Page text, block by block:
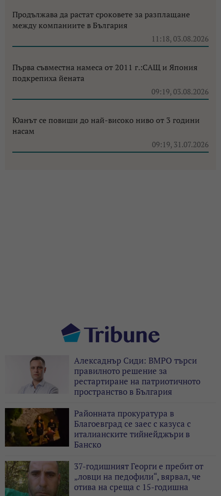
Продължава да растат сроковете за разплащане
между компаниите в България
11:18, 03.08.2026
Първа съвместна намеса от 2011 г.:САЩ и Япония
подкрепиха йената
09:19, 03.08.2026
Юанът се повиши до най-високо ниво от 3 години
насам
09:19, 31.07.2026
Алексаднър Сиди: ВМРО търси
правилното решение за
рестартиране на патриотичното
пространство в България
Районната прокуратура в
Благоевград се заес с казуса с
италианските тийнейджъри в
Банско
37-годишният Георги е пребит от
„ловци на педофили“, вярвал, че
отива на среща с 15-годишна